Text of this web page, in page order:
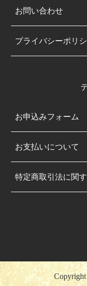
お問い合わせ
プライバシーポリ
お申込みフォーム
お支払いについて
特定商取引法に関